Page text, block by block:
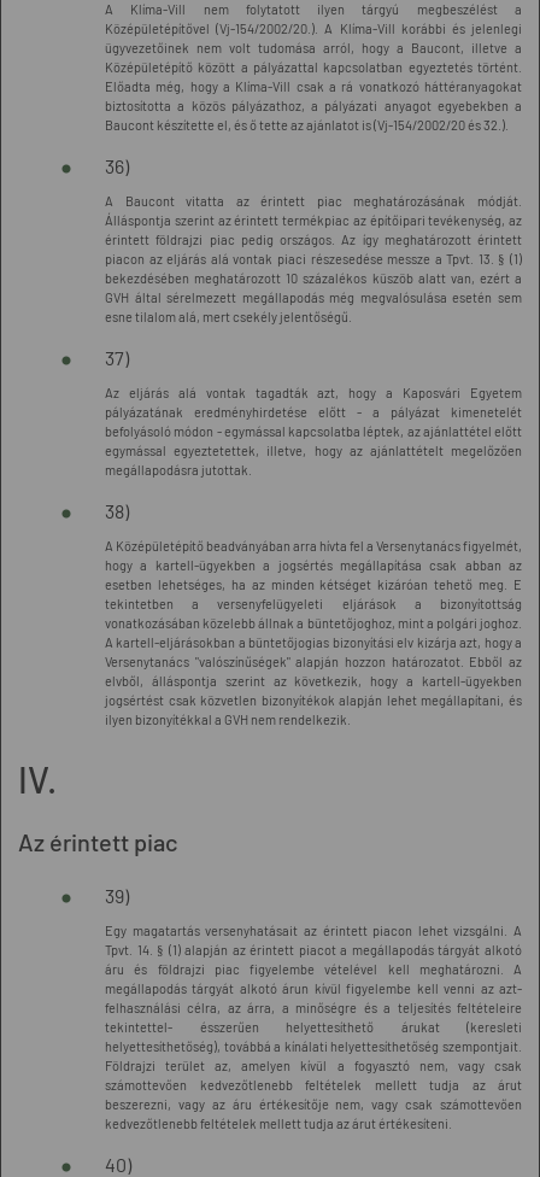
A Klíma-Vill nem folytatott ilyen tárgyú megbeszélést a
Középületépítővel (Vj-154/2002/20.). A Klíma-Vill korábbi és jelenlegi
ügyvezetőinek nem volt tudomása arról, hogy a Baucont, illetve a
Középületépítő között a pályázattal kapcsolatban egyeztetés történt.
Előadta még, hogy a Klíma-Vill csak a rá vonatkozó háttéranyagokat
biztosította a közös pályázathoz, a pályázati anyagot egyebekben a
Baucont készítette el, és ő tette az ajánlatot is (Vj-154/2002/20 és 32.).
36)
A Baucont vitatta az érintett piac meghatározásának módját.
Álláspontja szerint az érintett termékpiac az építőipari tevékenység, az
érintett földrajzi piac pedig országos. Az így meghatározott érintett
piacon az eljárás alá vontak piaci részesedése messze a Tpvt. 13. § (1)
bekezdésében meghatározott 10 százalékos küszöb alatt van, ezért a
GVH által sérelmezett megállapodás még megvalósulása esetén sem
esne tilalom alá, mert csekély jelentőségű.
37)
Az eljárás alá vontak tagadták azt, hogy a Kaposvári Egyetem
pályázatának eredményhirdetése előtt - a pályázat kimenetelét
befolyásoló módon - egymással kapcsolatba léptek, az ajánlattétel előtt
egymással egyeztetettek, illetve, hogy az ajánlattételt megelőzően
megállapodásra jutottak.
38)
A Középületépítő beadványában arra hívta fel a Versenytanács figyelmét,
hogy a kartell-ügyekben a jogsértés megállapítása csak abban az
esetben lehetséges, ha az minden kétséget kizáróan tehető meg. E
tekintetben a versenyfelügyeleti eljárások a bizonyítottság
vonatkozásában közelebb állnak a büntetőjoghoz, mint a polgári joghoz.
A kartell-eljárásokban a büntetőjogias bizonyítási elv kizárja azt, hogy a
Versenytanács "valószínűségek" alapján hozzon határozatot. Ebből az
elvből, álláspontja szerint az következik, hogy a kartell-ügyekben
jogsértést csak közvetlen bizonyítékok alapján lehet megállapítani, és
ilyen bizonyítékkal a GVH nem rendelkezik.
IV.
Az érintett piac
39)
Egy magatartás versenyhatásait az érintett piacon lehet vizsgálni. A
Tpvt. 14. § (1) alapján az érintett piacot a megállapodás tárgyát alkotó
áru és földrajzi piac figyelembe vételével kell meghatározni. A
megállapodás tárgyát alkotó árun kívül figyelembe kell venni az azt-
felhasználási célra, az árra, a minőségre és a teljesítés feltételeire
tekintettel- ésszerűen helyettesíthető árukat (keresleti
helyettesíthetőség), továbbá a kínálati helyettesíthetőség szempontjait.
Földrajzi terület az, amelyen kívül a fogyasztó nem, vagy csak
számottevően kedvezőtlenebb feltételek mellett tudja az árut
beszerezni, vagy az áru értékesítője nem, vagy csak számottevően
kedvezőtlenebb feltételek mellett tudja az árut értékesíteni.
40)